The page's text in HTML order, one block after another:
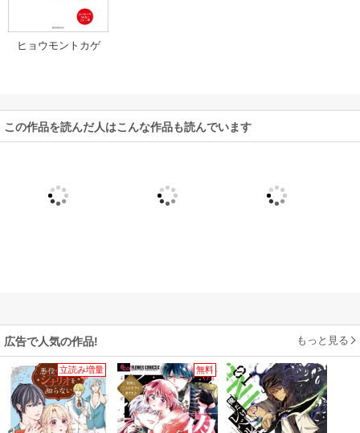
ヒョウモントカゲ
わかる！
この作品を読んだ人はこんな作品も読んでいます
広告で人気の作品! もっと見る
立読み増量 無料